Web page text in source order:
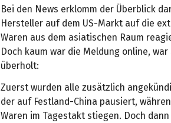
Bei den News erklomm der Überblick
Hersteller auf dem US-Markt auf die
Waren aus dem asiatischen Raum
Doch kaum war die Meldung online,
überholt:
Zuerst wurden alle zusätzlich
der auf Festland-China pausiert,
Waren im Tagestakt stiegen. Doch